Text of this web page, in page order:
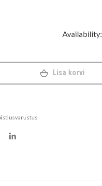
kombinesoon kogus
Availability:
Lisa korvi